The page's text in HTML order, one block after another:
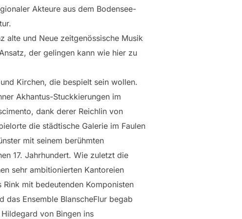
Akteure aus dem Bodensee-
alte und Neue zeitgenössische Musik
der gelingen kann wie hier zu
Kirchen, die bespielt sein wollen.
Akhantus-Stuckkierungen im
dank derer Reichlin von
die städtische Galerie im Faulen
mit seinem berühmten
17. Jahrhundert. Wie zuletzt die
sehr ambitionierten Kantoreien
mit bedeutenden Komponisten
das Ensemble BlanscheFlur begab
von Bingen ins